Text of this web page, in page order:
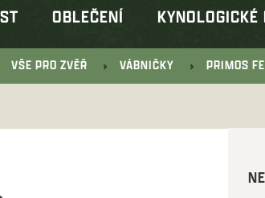
OBLEČENÍ KYNOLOGICKÉ
VŠE PRO ZVĚŘ VÁBNIČKY PRIMOS